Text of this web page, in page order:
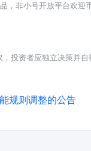
，非小号开放平台欢迎
投资者应独立决策并
规则调整的公告